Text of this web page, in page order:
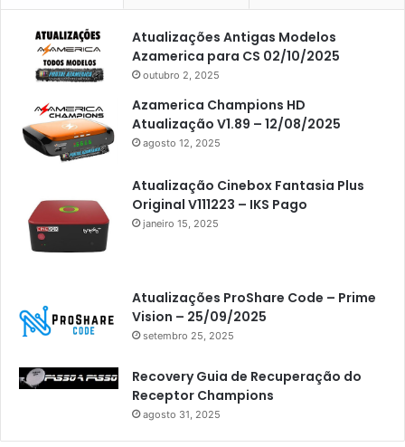
Atualizações Antigas Modelos
Azamerica para CS 02/10/2025
outubro 2, 2025
Azamerica Champions HD
Atualização V1.89 – 12/08/2025
agosto 12, 2025
Atualização Cinebox Fantasia Plus
Original V111223 – IKS Pago
janeiro 15, 2025
Atualizações ProShare Code – Prime
Vision – 25/09/2025
setembro 25, 2025
Recovery Guia de Recuperação do
Receptor Champions
agosto 31, 2025